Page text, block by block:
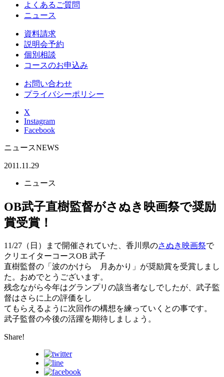
よくあるご質問
ニュース
資料請求
説明会予約
個別相談
コースのお申込み
お問い合わせ
プライバシーポリシー
X
Instagram
Facebook
ニュースNEWS
2011.11.29
ニュース
OB武子直樹監督がさぬき映画祭で奨励
賞受賞！
11/27（日）まで開催されていた、香川県のさぬき映画祭で
クリエイターコースOB 武子
直樹監督の「波のかけら 月あかり」が奨励賞を受賞しまし
た。おめでとうございます。
残念ながら今年はグランプリの該当者なしでしたが、武子監
督はさらに上の評価をし
てもらえるように次回作の構想を練っていくとの事です。
武子監督の今後の活躍を期待しましょう。
Share!